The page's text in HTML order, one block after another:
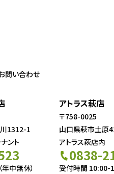
問い合わせ
1312-1
ント
中無休）
アトラス萩店
〒758-0025
山口県萩市土原
アトラス萩店内
0838-
受付時間 10:00-